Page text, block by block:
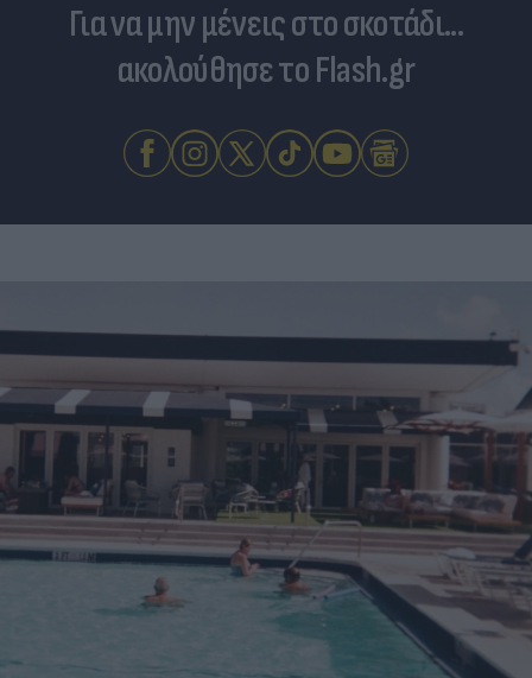
Για να μην μένεις στο σκοτάδι...
ακολούθησε το Flash.gr